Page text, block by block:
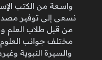
واسعة من الكتب
نسعى إلى توفير
من قبل طلاب العلم و
مختلف جوانب العلوم
والسيرة النبوية